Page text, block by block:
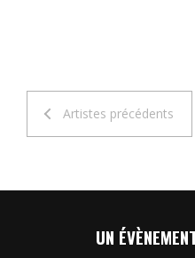
Artistes précédents
UN